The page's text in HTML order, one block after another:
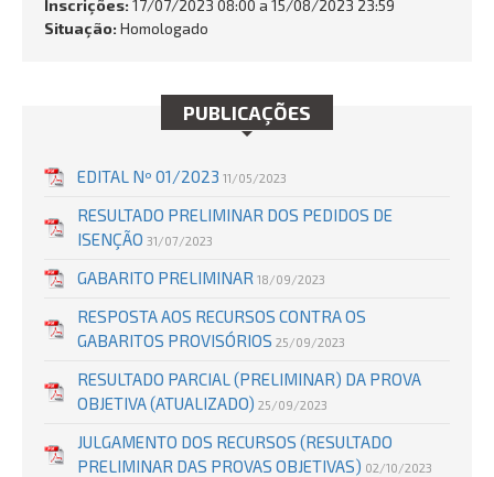
Inscrições: 17/07/2023 08:00 a 15/08/2023 23:59
Situação: Homologado
PUBLICAÇÕES
EDITAL Nº 01/2023 11/05/2023
RESULTADO PRELIMINAR DOS PEDIDOS DE
ISENÇÃO 31/07/2023
GABARITO PRELIMINAR 18/09/2023
RESPOSTA AOS RECURSOS CONTRA OS
GABARITOS PROVISÓRIOS 25/09/2023
RESULTADO PARCIAL (PRELIMINAR) DA PROVA
OBJETIVA (ATUALIZADO) 25/09/2023
JULGAMENTO DOS RECURSOS (RESULTADO
PRELIMINAR DAS PROVAS OBJETIVAS) 02/10/2023